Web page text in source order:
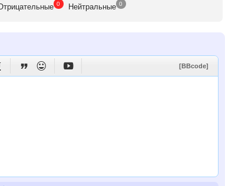
105035370186505388426
ельные 0 Нейтральные 0
   [BBcode]